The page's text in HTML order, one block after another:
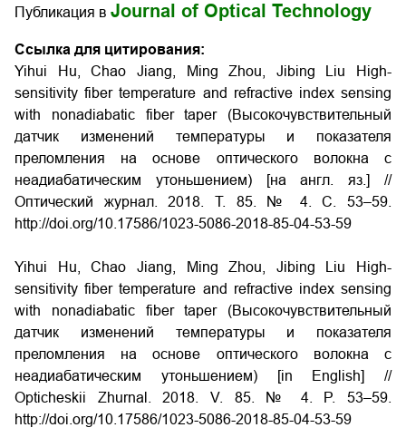
Публикация в Journal of Optical Technology
Ссылка для цитирования:
Yihui Hu, Chao Jiang, Ming Zhou, Jibing Liu High-
sensitivity fiber temperature and refractive index sensing
with nonadiabatic fiber taper (Высокочувствительный
датчик изменений температуры и показателя
преломления на основе оптического волокна с
неадиабатическим утоньшением) [на англ. яз.] //
Оптический журнал. 2018. Т. 85. № 4. С. 53–59.
http://doi.org/10.17586/1023-5086-2018-85-04-53-59
Yihui Hu, Chao Jiang, Ming Zhou, Jibing Liu High-
sensitivity fiber temperature and refractive index sensing
with nonadiabatic fiber taper (Высокочувствительный
датчик изменений температуры и показателя
преломления на основе оптического волокна с
неадиабатическим утоньшением) [in English] //
Opticheskii Zhurnal. 2018. V. 85. № 4. P. 53–59.
http://doi.org/10.17586/1023-5086-2018-85-04-53-59